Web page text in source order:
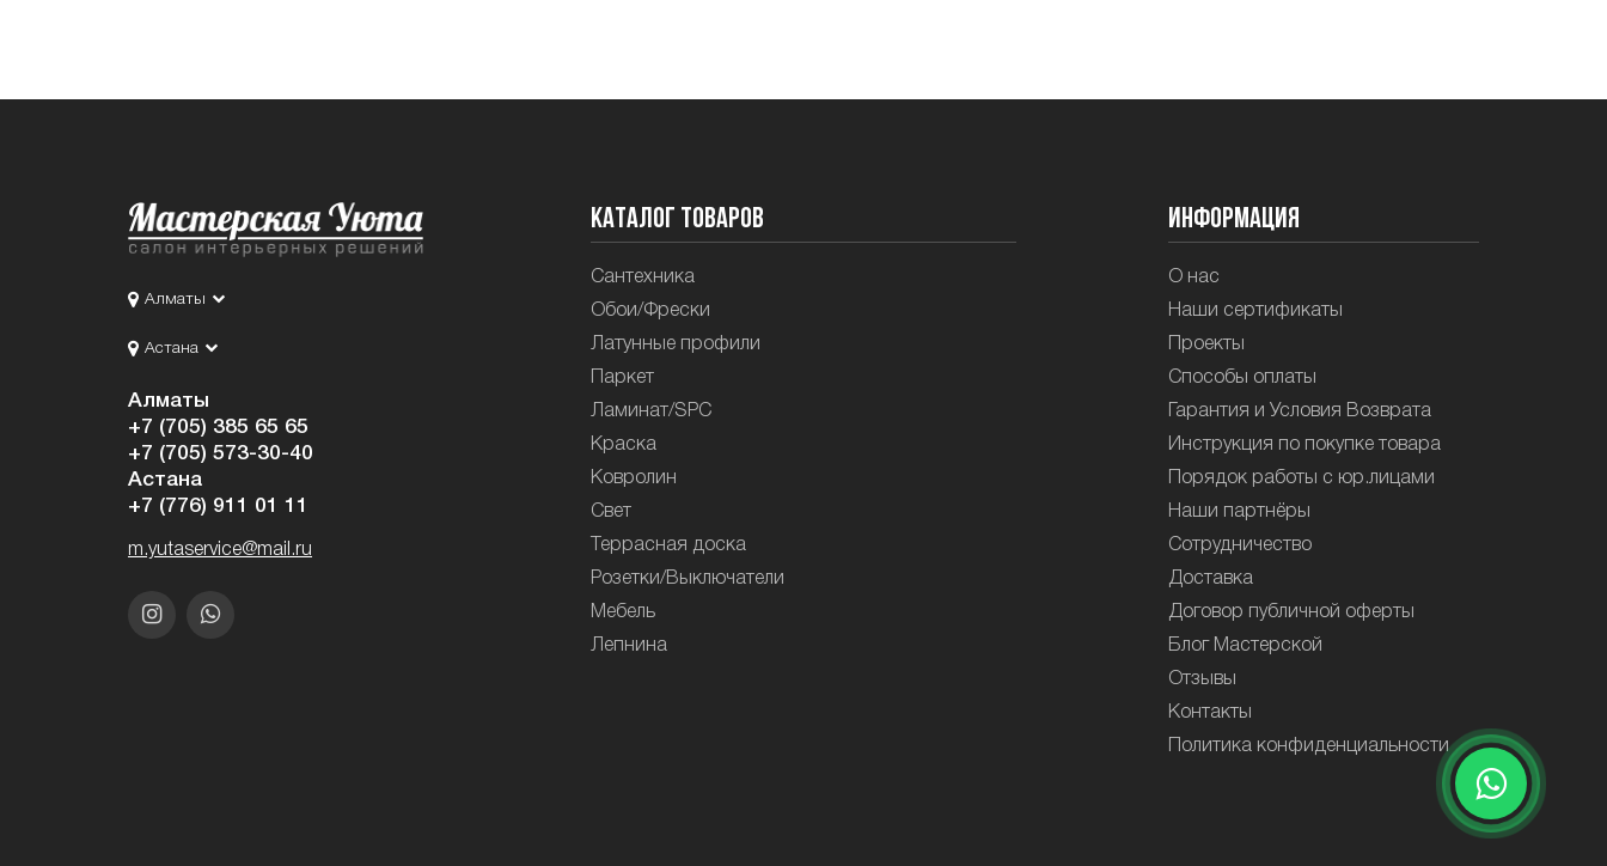
Алматы
Астана
Алматы
+7 (705) 385 65 65
+7 (705) 573-30-40
Астана
+7 (776) 911 01 11
m.yutaservice@mail.ru
Каталог товаров
Сантехника
Обои/Фрески
Латунные профили
Паркет
Ламинат/SPC
Краска
Ковролин
Свет
Террасная доска
Розетки/Выключатели
Мебель
Лепнина
Информация
О нас
Наши сертификаты
Проекты
Способы оплаты
Гарантия и Условия Возврата
Инструкция по покупке товара
Порядок работы с юр.лицами
Наши партнёры
Сотрудничество
Доставка
Договор публичной оферты
Блог Мастерской
Отзывы
Контакты
Политика конфиденциальности